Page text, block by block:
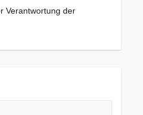
Verantwortung der